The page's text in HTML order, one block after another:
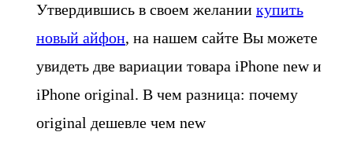
Утвердившись в своем желании купить
новый айфон, на нашем сайте Вы можете
увидеть две вариации товара iPhone new и
iPhone original. В чем разница: почему
original дешевле чем new